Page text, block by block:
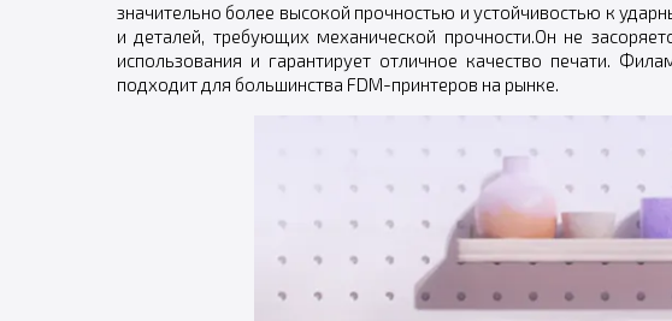
значительно более высокой прочностью и устойчивостью к
и деталей, требующих механической прочности.Он не
использования и гарантирует отличное качество печати.
подходит для большинства FDM-принтеров на рынке.